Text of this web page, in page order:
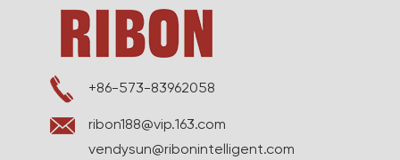
+86-573-83962058
ribon188@vip.163.com
vendysun@ribonintelligent.com